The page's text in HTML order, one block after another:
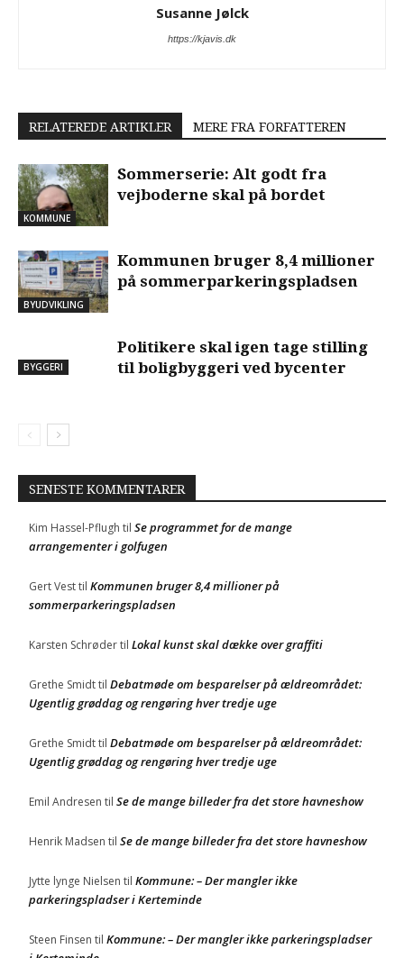
Susanne Jølck
https://kjavis.dk
RELATEREDE ARTIKLER MERE FRA FORFATTEREN
KOMMUNE
Sommerserie: Alt godt fra
vejboderne skal på bordet
BYUDVIKLING
Kommunen bruger 8,4 millioner
på sommerparkeringspladsen
BYGGERI
Politikere skal igen tage stilling
til boligbyggeri ved bycenter
SENESTE KOMMENTARER
Kim Hassel-Pflugh til Se programmet for de mange
arrangementer i golfugen
Gert Vesttil Kommunen bruger 8,4 millioner på
sommerparkeringspladsen
Karsten Schrødertil Lokal kunst skal dække over graffiti
Grethe Smidttil Debatmøde om besparelser på ældreområdet:
Ugentlig grøddag og rengøring hver tredje uge
Grethe Smidttil Debatmøde om besparelser på ældreområdet:
Ugentlig grøddag og rengøring hver tredje uge
Emil Andresen til Se de mange billeder fra det store havneshow
Henrik Madsen til Se de mange billeder fra det store havneshow
Jytte lynge Nielsen til Kommune: – Der mangler ikke
parkeringspladser i Kerteminde
Steen Finsen til Kommune: – Der mangler ikke parkeringspladser